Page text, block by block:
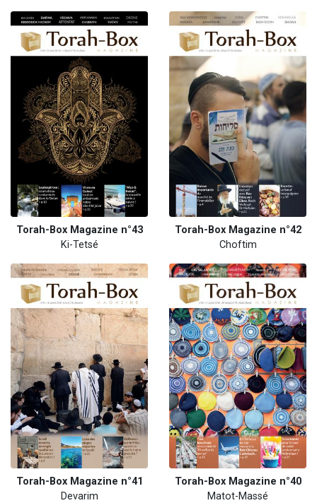
Torah-Box Magazine n°43
Ki-Tetsé
Torah-Box Magazine n°42
Choftim
Torah-Box Magazine n°41
Devarim
Torah-Box Magazine n°40
Matot-Massé